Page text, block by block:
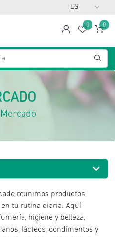
spanLista
0 0
Mercado
reunimos productos
tu rutina diaria. Aquí
higiene y belleza,
lácteos, condimentos y